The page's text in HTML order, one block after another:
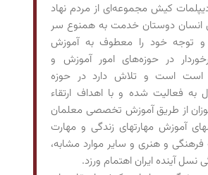
کیش مجموعه‌ای از مردم نهاد
انسان دوستان خدمت به همنوع سر
توجه خود را معطوف به آموزش
در حوزه‌های امور آموزش و
است است و تلاش دارد در حوزه
فعالیت شده و با اهداف ارتقاء
از طریق آموزش تخصصی معلمان
آموزش مهارتهای زندگی و مهارت
فرهنگی و هنری و سایر موارد مشابه،
نسل آینده ایران اهتمام ورزد.